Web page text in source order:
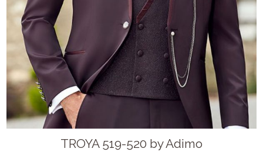
TROYA 519-520 by Adimo